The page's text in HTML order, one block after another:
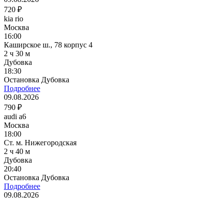
720 ₽
kia rio
Москва
16:00
Каширское ш., 78 корпус 4
2 ч 30 м
Дубовка
18:30
Остановка Дубовка
Подробнее
09.08.2026
790 ₽
audi a6
Москва
18:00
Ст. м. Нижегородская
2 ч 40 м
Дубовка
20:40
Остановка Дубовка
Подробнее
09.08.2026